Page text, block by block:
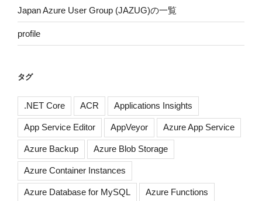
Japan Azure User Group (JAZUG)の一覧
profile
タグ
.NET Core ACR Applications Insights
App Service Editor AppVeyor Azure App Service
Azure Backup Azure Blob Storage
Azure Container Instances
Azure Database for MySQL Azure Functions